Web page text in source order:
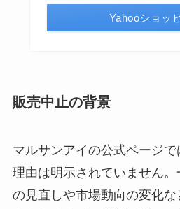
Yahooショッ
販売中止の背景
マルサンアイの公式ページ
理由は明示されていません。
の見直しや市場動向の変化